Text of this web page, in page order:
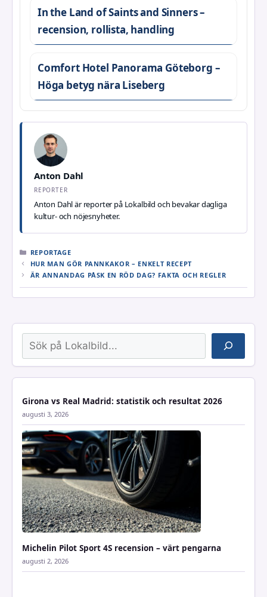
In the Land of Saints and Sinners –
recension, rollista, handling
Comfort Hotel Panorama Göteborg –
Höga betyg nära Liseberg
Anton Dahl
REPORTER
Anton Dahl är reporter på Lokalbild och bevakar dagliga
kultur- och nöjesnyheter.
KATEGORIER
REPORTAGE
HUR MAN GÖR PANNKAKOR – ENKELT RECEPT
ÄR ANNANDAG PÅSK EN RÖD DAG? FAKTA OCH REGLER
Sök
Girona vs Real Madrid: statistik och resultat 2026
augusti 3, 2026
Michelin Pilot Sport 4S recension – värt pengarna
augusti 2, 2026